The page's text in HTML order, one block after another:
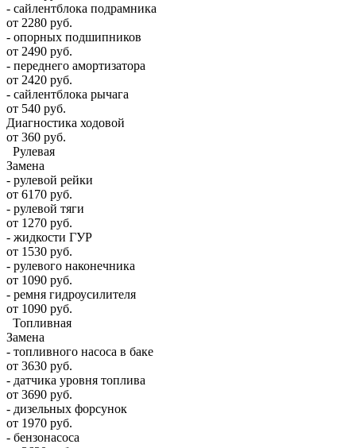
- сайлентблока подрамника
от 2280 руб.
- опорных подшипников
от 2490 руб.
- переднего амортизатора
от 2420 руб.
- сайлентблока рычага
от 540 руб.
Диагностика ходовой
от 360 руб.
Рулевая
Замена
- рулевой рейки
от 6170 руб.
- рулевой тяги
от 1270 руб.
- жидкости ГУР
от 1530 руб.
- рулевого наконечника
от 1090 руб.
- ремня гидроусилителя
от 1090 руб.
Топливная
Замена
- топливного насоса в баке
от 3630 руб.
- датчика уровня топлива
от 3690 руб.
- дизельных форсунок
от 1970 руб.
- бензонасоса